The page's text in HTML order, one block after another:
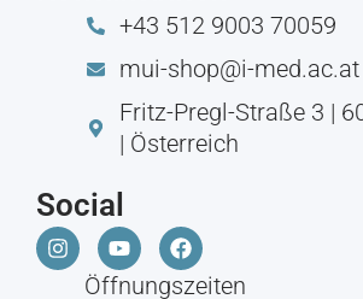
+43 512 9003 70059
mui-shop@i-med.ac.at
Fritz-Pregl-Straße 3 |
| Österreich
Social
Öffnungszeiten